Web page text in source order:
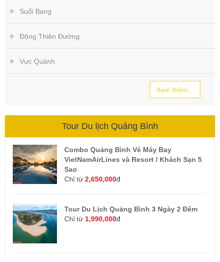
Suối Bang
Động Thiên Đường
Vực Quành
Xem thêm...
Tour Du lịch Quảng Bình
Combo Quảng Bình Vé Máy Bay
VietNamAirLines và Resort / Khách Sạn 5
Sao
Chỉ từ 2,650,000đ
Tour Du Lịch Quảng Bình 3 Ngày 2 Đêm
Chỉ từ 1,990,000đ